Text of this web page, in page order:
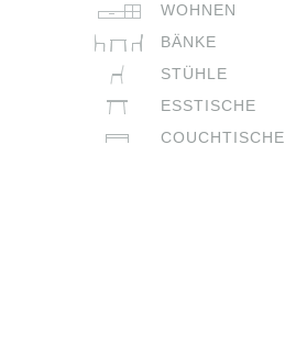
WOHNEN
BÄNKE
STÜHLE
ESSTISCHE
COUCHTISCHE